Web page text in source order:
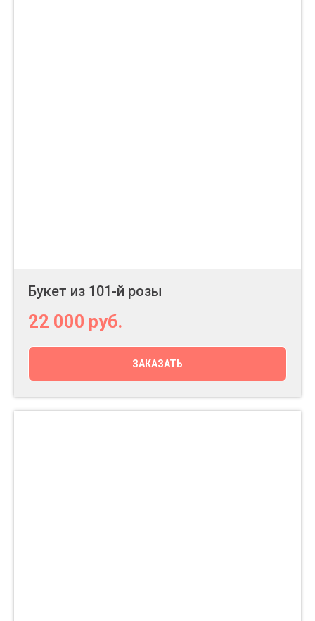
Букет из 101-й розы
22 000 руб.
ЗАКАЗАТЬ